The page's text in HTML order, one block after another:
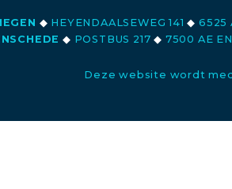
◆ HEYENDAALSEWEG 141◆ 6525
◆ POSTBUS 217◆ 7500 AE
Deze website wordt